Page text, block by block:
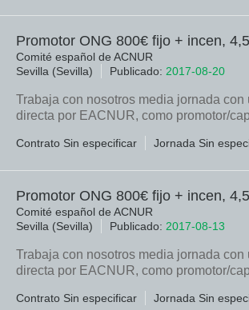
Promotor ONG 800€ fijo + incen,
Comité español de ACNUR
Sevilla (Sevilla)
Publicado: 2017-08-20
Trabaja con nosotros media jornada
directa por EACNUR, como promotor/
Contrato Sin especificar Jornada Sin
Promotor ONG 800€ fijo + incen,
Comité español de ACNUR
Sevilla (Sevilla)
Publicado: 2017-08-13
Trabaja con nosotros media jornada
directa por EACNUR, como promotor/
Contrato Sin especificar Jornada Sin